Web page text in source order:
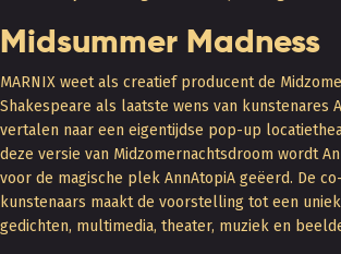
Midsummer Madness
MARNIX weet als creatief producent de
Shakespeare als laatste wens van kunstenares
vertalen naar een eigentijdse pop-up
deze versie van Midzomernachtsdroom wordt
voor de magische plek AnnAtopiA geëerd. De
kunstenaars maakt de voorstelling tot een
gedichten, multimedia, theater, muziek en